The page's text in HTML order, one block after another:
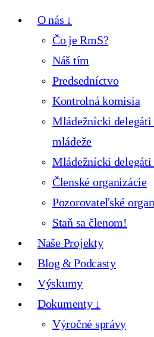
O nás ↓
Čo je RmS?
Náš tím
Predsedníctvo
Kontrolná komisia
Mládežnícki
mládeže
Mládežnícki
Členské organizácie
Pozorovateľské
Staň sa členom!
Naše Projekty
Blog & Podcasty
Výskumy
Dokumenty ↓
Výročné správy